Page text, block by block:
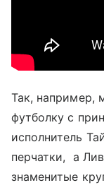
Так, например,
футболку с
исполнитель
перчатки, а
знаменитые